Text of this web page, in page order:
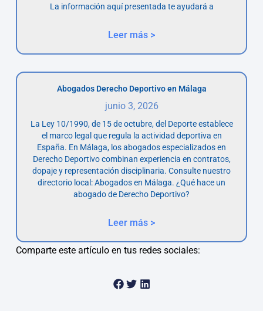
La información aquí presentada te ayudará a
Leer más >
Abogados Derecho Deportivo en Málaga
junio 3, 2026
La Ley 10/1990, de 15 de octubre, del Deporte establece
el marco legal que regula la actividad deportiva en
España. En Málaga, los abogados especializados en
Derecho Deportivo combinan experiencia en contratos,
dopaje y representación disciplinaria. Consulte nuestro
directorio local: Abogados en Málaga. ¿Qué hace un
abogado de Derecho Deportivo?
Leer más >
Comparte este artículo en tus redes sociales: